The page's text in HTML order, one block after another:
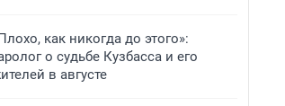
как никогда до этого»:
о судьбе Кузбасса и его
в августе